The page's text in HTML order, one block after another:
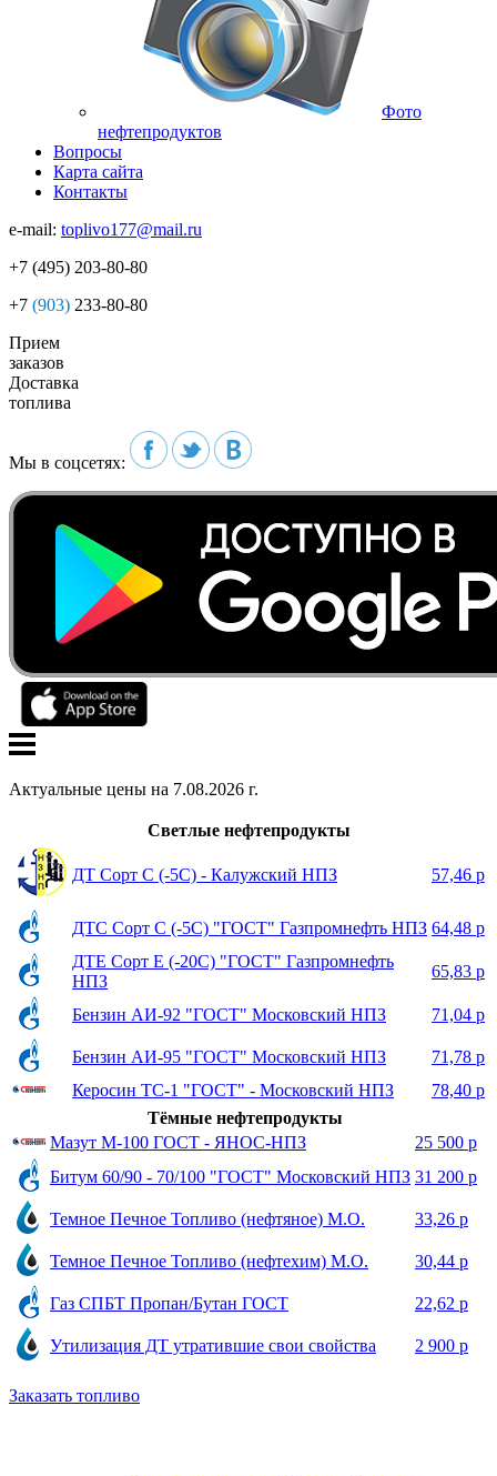
Фото
нефтепродуктов
Вопросы
Карта сайта
Контакты
e-mail: toplivo177@mail.ru
+7 (495) 203-80-80
+7 (903) 233-80-80
Прием
заказов
Доставка
топлива
Мы в соцсетях:
Актуальные цены на 7.08.2026 г.
Светлые нефтепродукты
ДТ Сорт С (-5С) - Калужский НПЗ 57,46 р
ДТС Сорт С (-5С) "ГОСТ" Газпромнефть НПЗ 64,48 р
ДТЕ Сорт Е (-20С) "ГОСТ" Газпромнефть
НПЗ
65,83 р
Бензин АИ-92 "ГОСТ" Московский НПЗ 71,04 р
Бензин АИ-95 "ГОСТ" Московский НПЗ
71,78 р
Керосин ТС-1 "ГОСТ" - Московский НПЗ
78,40 р
Тёмные нефтепродукты
Мазут М-100 ГОСТ - ЯНОС-НПЗ
25 500 р
Битум 60/90 - 70/100 "ГОСТ" Московский НПЗ 31 200 р
Темное Печное Топливо (нефтяное) М.О. 33,26 р
Темное Печное Топливо (нефтехим) М.О. 30,44 р
Газ СПБТ Пропан/Бутан ГОСТ 22,62 р
Утилизация ДТ утратившие свои свойства 2 900 р
Заказать топливо